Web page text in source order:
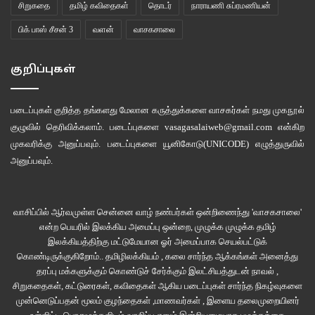
“பரவால்லை”‘ என்று சேரில் நிமிர்ந்து அமர்ந்தார்….அபராஜித்தை உற்றுப்
பார்த்தார். “என்னா ராசி தம்பி நீங்க?”
“நான்…கன்னி ராசி சார்”
முகத்தில் ஏதோ திருப்தியுடன் `சரி சொல்லுங்க..என்னா மாரியான சப்ஜெக்ட்
அபராஜித் இவரை எப்படி இம்ப்ரெஸ் செய்வது என்று யோசித்தான்.“ஒரு லவ்
ஸ்டோரி இருக்கு சார்….அப்புறம் ஒரு சஸ்பென்ஸ் கதை. முதல் ஷாட்டிலேயே
ஹீரோவை கொன்னுர்றாங்க….யார் கொன்னதுன்னு”
“ நீ என்னப்பா `அந்த நாள்` சினிமா கதையை சொல்றே?”
“ இது வேற மாதிரி சார்..கடைசியில ஹீரோ சாகவே இல்லைன்னு வரும்”
சிறுகதை தமிழ் கவிதைகள் தொடர் நாராயணி சுப்ரமணியன்
பிக் பாஸ் சீசன் 3 வளன் வாசகசாலை
குறிப்புகள்
படைப்புகள் குறித்த தங்களது மேலான கருத்துக்களை வாசகர்கள் நமது முகநூல்
குழுவில் தெரிவிக்கலாம். படைப்புகளை vasagasalaiweb@gmail.com என்கிற
முகவரிக்கு அனுப்பவும். படைப்புகளை யூனிகோடு(UNICODE)எழுத்துருவில்
அனுப்பவும்.
வாசிப்பில் ஆர்வமுள்ள சென்னை வாழ் நண்பர்கள் ஒன்றிணைந்து 'வாசகசாலை'
என்ற பெயரில் இலக்கிய அமைப்பு ஒன்றை, முழுக்க முழுக்க தமிழ்
இலக்கியத்திற்கு மட்டுமேயான ஓர் அமைப்பாக செயல்பட்டுக்
கொண்டிருக்குகிறோம்.. தமிழிலக்கியம் , கலை சார்ந்த ஆக்கங்கள் அனைத்து
தரப்பு மக்களுக்கும் கொண்டுச் சேர்க்கும் இலட்சியத்துடன் நாவல் ,
சிறுகதைகள், கட்டுரைகள், கவிதைகள் ஆகிய படைப்புகள் சார்ந்த நிகழ்வுகளை
முன்னெடுப்பதன் மூலம் குழந்தைகள் ,மாணவர்கள் , இளைய தலைமுறையினர்